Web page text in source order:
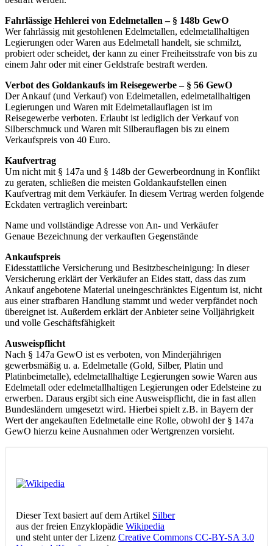
Fahrlässige Hehlerei von Edelmetallen – § 148b GewO
Wer fahrlässig mit gestohlenen Edelmetallen, edelmetallhaltigen
Legierungen oder Waren aus Edelmetall handelt, sie schmilzt,
probiert oder scheidet, der kann zu einer Freiheitsstrafe von bis zu
einem Jahr oder mit einer Geldstrafe bestraft werden.
Verbot des Goldankaufs im Reisegewerbe – § 56 GewO
Der Ankauf (und Verkauf) von Edelmetallen, edelmetallhaltigen
Legierungen und Waren mit Edelmetallauflagen ist im
Reisegewerbe verboten. Erlaubt ist lediglich der Verkauf von
Silberschmuck und Waren mit Silberauflagen bis zu einem
Verkaufspreis von 40 Euro.
Kaufvertrag
Um nicht mit § 147a und § 148b der Gewerbeordnung in Konflikt
zu geraten, schließen die meisten Goldankaufstellen einen
Kaufvertrag mit dem Verkäufer. In diesem Vertrag werden folgende
Eckdaten vertraglich vereinbart:
Name und vollständige Adresse von An- und Verkäufer
Genaue Bezeichnung der verkauften Gegenstände
Ankaufspreis
Eidesstattliche Versicherung und Besitzbescheinigung: In dieser
Versicherung erklärt der Verkäufer an Eides statt, dass das zum
Ankauf angebotene Material uneingeschränktes Eigentum ist, nicht
aus einer strafbaren Handlung stammt und weder verpfändet noch
übereignet ist. Außerdem erklärt der Anbieter seine Volljährigkeit
und volle Geschäftsfähigkeit
Ausweispflicht
Nach § 147a GewO ist es verboten, von Minderjährigen
gewerbsmäßig u. a. Edelmetalle (Gold, Silber, Platin und
Platinbeimetalle), edelmetallhaltige Legierungen sowie Waren aus
Edelmetall oder edelmetallhaltigen Legierungen oder Edelsteine zu
erwerben. Daraus ergibt sich eine Ausweispflicht, die in fast allen
Bundesländern umgesetzt wird. Hierbei spielt z.B. in Bayern der
Wert der angekauften Edelmetalle eine Rolle, obwohl der § 147a
GewO hierzu keine Ausnahmen oder Wertgrenzen vorsieht.
Dieser Text basiert auf dem Artikel Silber
aus der freien Enzyklopädie Wikipedia
und steht unter der Lizenz Creative Commons CC-BY-SA 3.0